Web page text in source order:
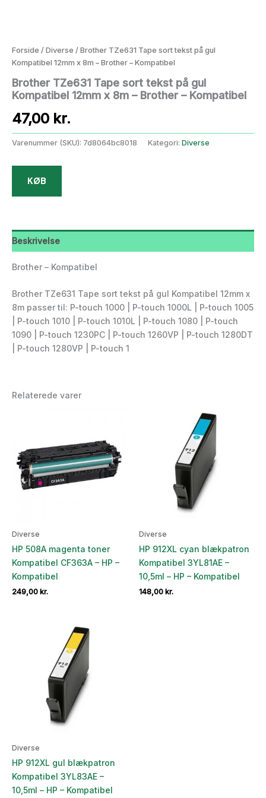
Forside / Diverse / Brother TZe631 Tape sort tekst på gul
Kompatibel 12mm x 8m – Brother – Kompatibel
Brother TZe631 Tape sort tekst på gul
Kompatibel 12mm x 8m – Brother – Kompatibel
47,00 kr.
Varenummer (SKU): 7d8064bc8018 Kategori: Diverse
KØB
Beskrivelse
Brother – Kompatibel
Brother TZe631 Tape sort tekst på gul Kompatibel 12mm x
8m passer til: P-touch 1000 | P-touch 1000L | P-touch 1005
| P-touch 1010 | P-touch 1010L | P-touch 1080 | P-touch
1090 | P-touch 1230PC | P-touch 1260VP | P-touch 1280DT
| P-touch 1280VP | P-touch 1
Relaterede varer
Diverse
HP 508A magenta toner
Kompatibel CF363A – HP –
Kompatibel
249,00 kr.
Diverse
HP 912XL cyan blækpatron
Kompatibel 3YL81AE –
10,5ml – HP – Kompatibel
148,00 kr.
Diverse
HP 912XL gul blækpatron
Kompatibel 3YL83AE –
10,5ml – HP – Kompatibel